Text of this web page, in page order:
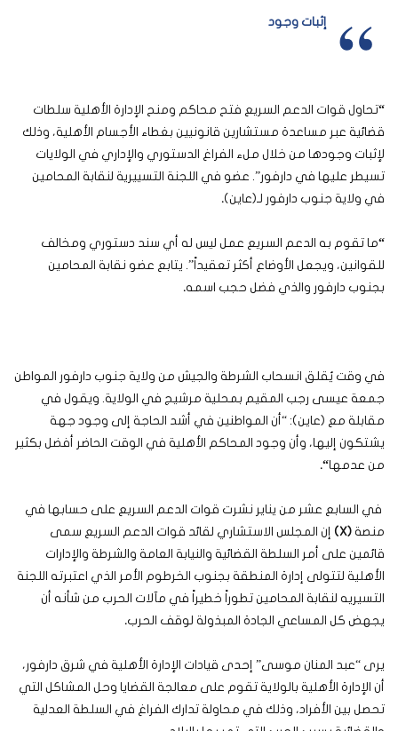
إثبات وجود
“تحاول قوات الدعم السريع فتح محاكم ومنح الإدارة الأهلية سلطات
قضائية عبر مساعدة مستشارين قانونيين بغطاء الأجسام الأهلية، وذلك
لإثبات وجودها من خلال ملء الفراغ الدستوري والإداري في الولايات
تسيطر عليها في دارفور”. عضو في اللجنة التسييرية لنقابة المحامين
في ولاية جنوب دارفور لـ(عاين).
“ما تقوم به الدعم السريع عمل ليس له أي سند دستوري ومخالف
للقوانين، ويجعل الأوضاع أكثر تعقيداً”. يتابع عضو نقابة المحامين
بجنوب دارفور والذي فضل حجب اسمه.
في وقت يُقلق انسحاب الشرطة والجيش من ولاية جنوب دارفور المواطن
جمعة عيسى رجب المقيم بمحلية مرشيج في الولاية. ويقول في
مقابلة مع (عاين): “أن المواطنين في أشد الحاجة إلى وجود جهة
يشتكون إليها، وأن وجود المحاكم الأهلية في الوقت الحاضر أفضل بكثير
من عدمها“.
في السابع عشر من يناير نشرت قوات الدعم السريع على حسابها في
منصة (X)
إن المجلس الاستشاري لقائد قوات الدعم السريع سمى
قائمين على أمر السلطة القضائية والنيابة العامة والشرطة والإدارات
الأهلية لتتولى إدارة المنطقة بجنوب الخرطوم الأمر الذي اعتبرته اللجنة
التسيريه لنقابة المحامين تطوراً خطيراً في مآلات الحرب من شأنه أن
يجهض كل المساعي الجادة المبذولة لوقف الحرب.
يرى “عبد المنان موسى” إحدى قيادات الإدارة الأهلية في شرق دارفور،
أن الإدارة الأهلية بالولاية تقوم على معالجة القضايا وحل المشاكل التي
تحصل بين الأفراد، وذلك في محاولة تدارك الفراغ في السلطة العدلية